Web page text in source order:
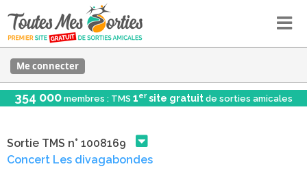
Me connecter
354 000 membres : TMS 1er site gratuit de sorties amicales
Sortie TMS n° 1008169
Concert Les divagabondes